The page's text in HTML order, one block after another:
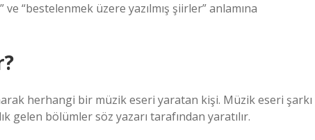
“bestelenmek üzere yazılmış şiirler” anlamına
herhangi bir müzik eseri yaratan kişi. Müzik eseri şarkı
gelen bölümler söz yazarı tarafından yaratılır.